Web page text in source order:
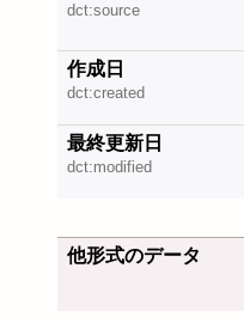
dct:source
作成日
dct:created
最終更新日
dct:modified
他形式のデータ